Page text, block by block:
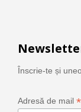
Înscrie-te și
Adresă de mail *